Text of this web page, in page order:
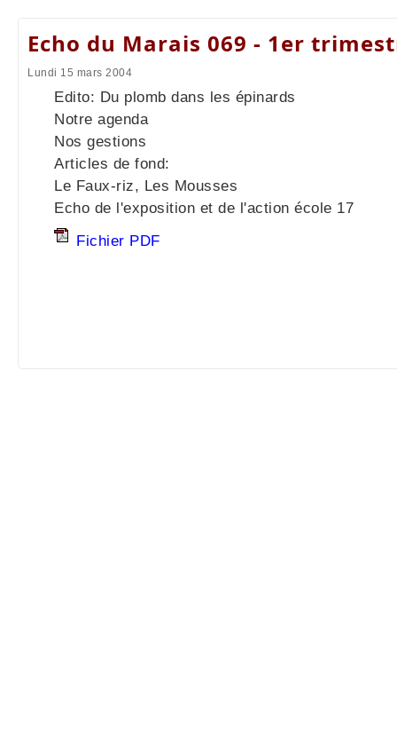
Echo du Marais 069 - 1er
Lundi 15 mars 2004
Edito: Du plomb dans les épinards
Notre agenda
Nos gestions
Articles de fond:
Le Faux-riz, Les Mousses
Echo de l'exposition et de l'action école 17
Fichier PDF